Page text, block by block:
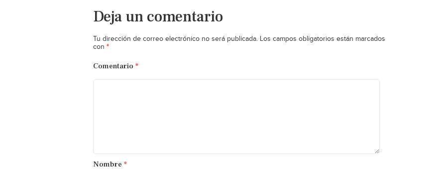
Deja un comentario
Tu dirección de correo electrónico no será publicada. Los campos obligatorios están marcados
con *
Comentario *
Nombre *